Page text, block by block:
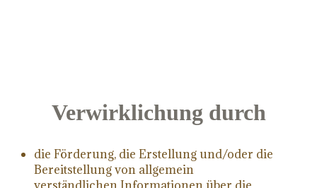
Verwirklichung durch
die Förderung, die Erstellung und/oder die
Bereitstellung von allgemein